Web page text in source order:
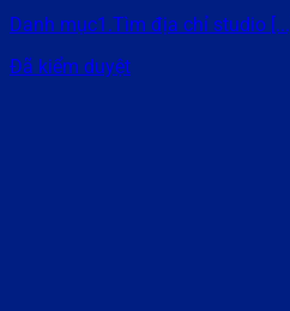
Danh mục1.Tìm địa chỉ studio [...]
Đã kiểm duyệt